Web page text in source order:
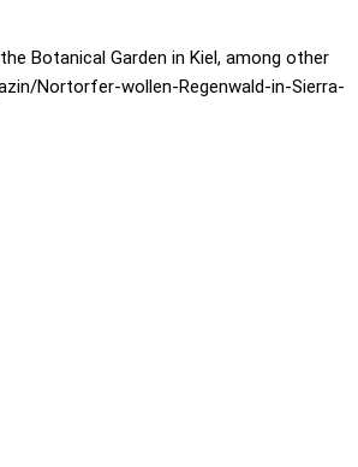
Botanical Garden in Kiel, among other
Nortorfer-wollen-Regenwald-in-Sierra-